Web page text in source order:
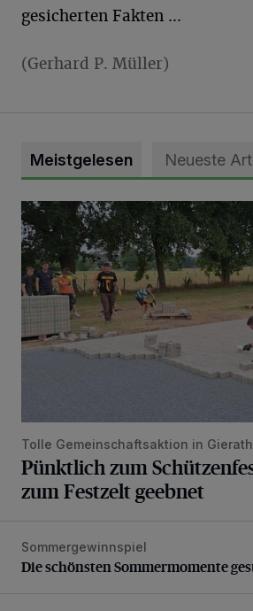
gesicherten Fakten ...
(Gerhard P. Müller)
Meistgelesen Neueste
Pünktlich zum Schützenfest den
Tolle Gemeinschaftsaktion in
Pünktlich zum
zum Festzelt geebnet
Die schönsten Sommermomente
Sommergewinnspiel
Die schönsten Sommermomente